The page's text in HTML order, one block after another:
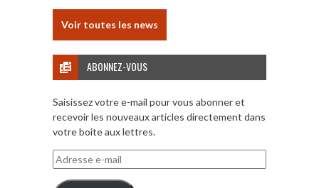
Voir toutes les news
ABONNEZ-VOUS
Saisissez votre e-mail pour vous abonner et
recevoir les nouveaux articles directement dans
votre boite aux lettres.
Adresse
e-